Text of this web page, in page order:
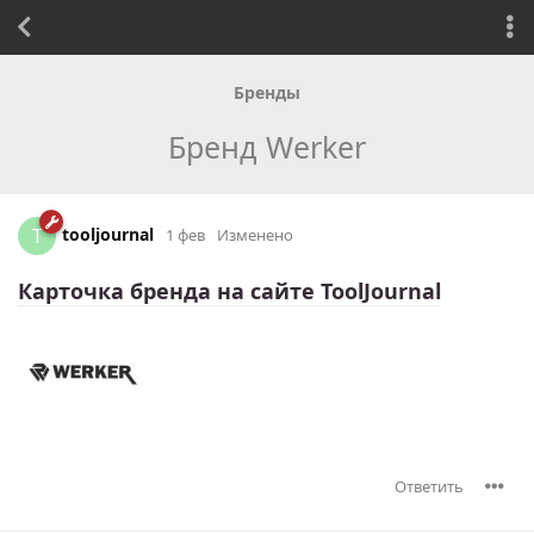
Бренды
Бренд Werker
T tooljournal 1 фев Изменено
Карточка бренда на сайте ToolJournal
Ответить